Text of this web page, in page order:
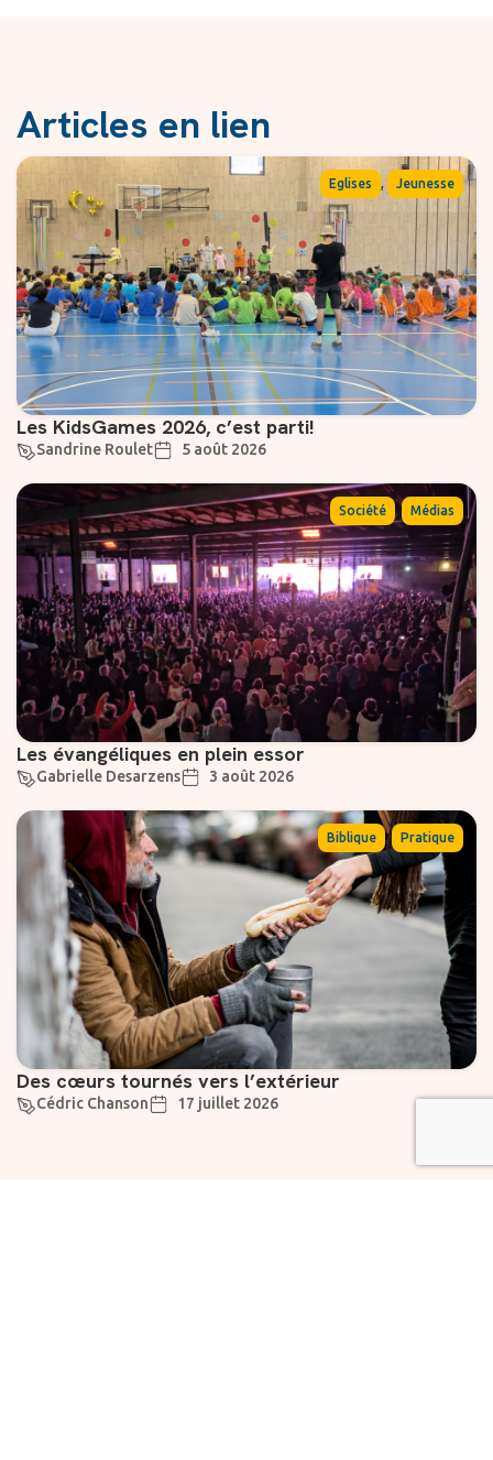
Articles en lien
Eglises , Jeunesse
Les KidsGames 2026, c’est parti!
Sandrine Roulet 5 août 2026
Société , Médias
Les évangéliques en plein essor
Gabrielle Desarzens 3 août 2026
Biblique , Pratique
Des cœurs tournés vers l’extérieur
Cédric Chanson 17 juillet 2026